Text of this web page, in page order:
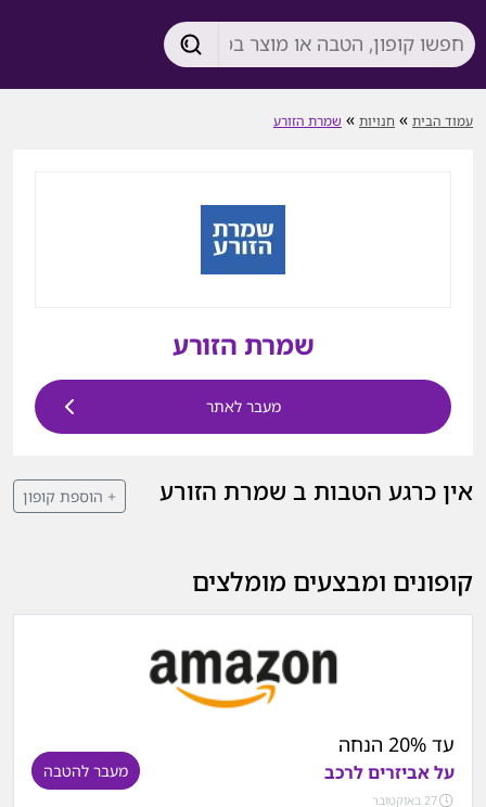
עמוד הבית » חנויות » שמרת הזורע
שמרת הזורע
מעבר לאתר
אין כרגע הטבות ב שמרת הזורע + הוספת קופון
קופונים ומבצעים מומלצים
עד 20% הנחה
על אביזרים לרכב
27 באוקטובר
מעבר להטבה